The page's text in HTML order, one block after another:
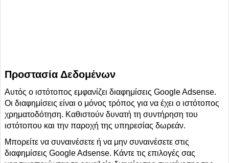
Προστασία Δεδομένων
Αυτός ο ιστότοπος εμφανίζει διαφημίσεις Google Adsense.
Οι διαφημίσεις είναι ο μόνος τρόπος για να έχει ο ιστότοπος
χρηματοδότηση. Καθιστούν δυνατή τη συντήρηση του
ιστότοπου και την παροχή της υπηρεσίας δωρεάν.
Μπορείτε να συναινέσετε ή να μην συναινέσετε στις
διαφημίσεις Google Adsense. Κάντε τις επιλογές σας